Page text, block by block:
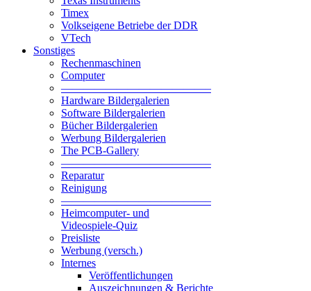
Timex
Volkseigene Betriebe der DDR
VTech
Sonstiges
Rechenmaschinen
Computer
—————————————–
Hardware Bildergalerien
Software Bildergalerien
Bücher Bildergalerien
Werbung Bildergalerien
The PCB-Gallery
—————————————–
Reparatur
Reinigung
—————————————–
Heimcomputer- und
Videospiele-Quiz
Preisliste
Werbung (versch.)
Internes
Veröffentlichungen
Auszeichnungen & Berichte